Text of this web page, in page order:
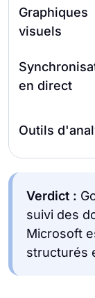
Graphiques
visuels
en direct
Outils
Verdict :
suivi des
Microsoft
structurés